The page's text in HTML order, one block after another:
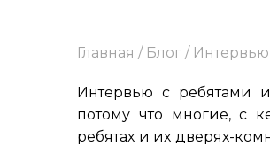
Главная / Блог / Интервью
Интервью с ребятами
потому что многие, с
ребятах и их дверях-